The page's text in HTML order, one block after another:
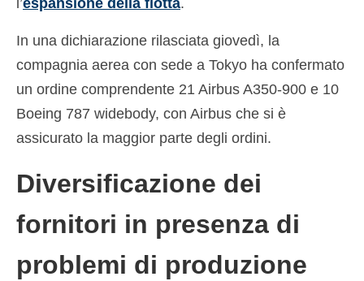
Magyar( Ungherese)
日本語(Giapponese)
Coreano
Polski(Polacco)
Português( Portoghese, Portogallo)
Slovenčina ( Slavo)
l’espansione della flotta.
In una dichiarazione rilasciata giovedì, la
compagnia aerea con sede a Tokyo ha confermato
un ordine comprendente 21 Airbus A350-900 e 10
Boeing 787 widebody, con Airbus che si è
assicurato la maggior parte degli ordini.
Diversificazione dei
fornitori in presenza di
problemi di produzione